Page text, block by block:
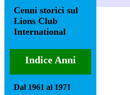
Cenni storici sul
Lions Club
International
Indice Anni
Dal 1961 al 1971